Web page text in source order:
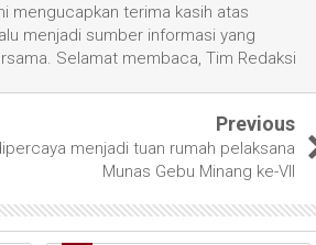
mengucapkan terima kasih atas
menjadi sumber informasi yang
Selamat membaca, Tim Redaksi
Previous
menjadi tuan rumah pelaksana
Munas Gebu Minang ke-Vll